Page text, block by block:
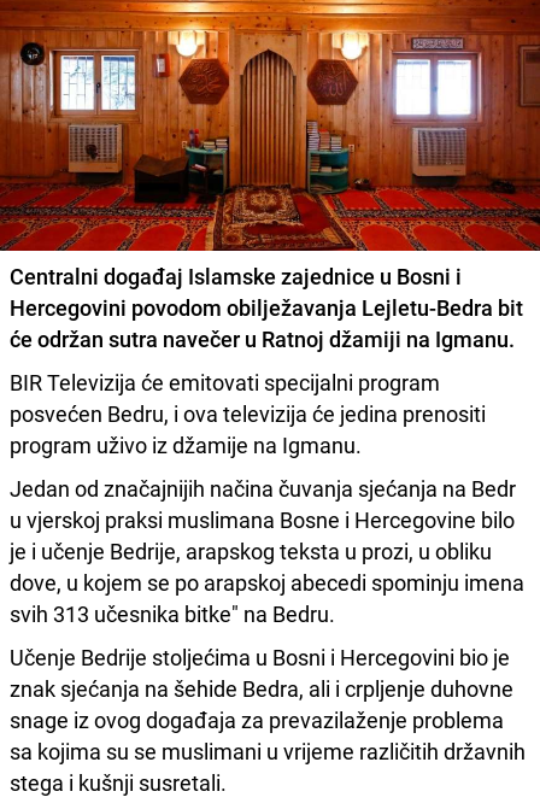
Centralni događaj Islamske zajednice u Bosni i
Hercegovini povodom obilježavanja Lejletu-Bedra bit
će održan sutra navečer u Ratnoj džamiji na Igmanu.
BIR Televizija će emitovati specijalni program
posvećen Bedru, i ova televizija će jedina prenositi
program uživo iz džamije na Igmanu.
Jedan od značajnijih načina čuvanja sjećanja na Bedr
u vjerskoj praksi muslimana Bosne i Hercegovine bilo
je i učenje Bedrije, arapskog teksta u prozi, u obliku
dove, u kojem se po arapskoj abecedi spominju imena
svih 313 učesnika bitke" na Bedru.
Učenje Bedrije stoljećima u Bosni i Hercegovini bio je
znak sjećanja na šehide Bedra, ali i crpljenje duhovne
snage iz ovog događaja za prevazilaženje problema
sa kojima su se muslimani u vrijeme različitih državnih
stega i kušnji susretali.